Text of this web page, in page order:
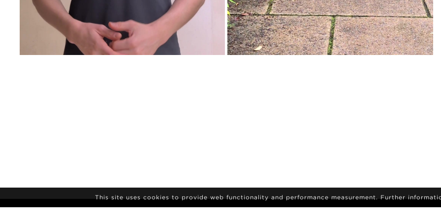
This site uses cookies to provide web functionality and performance measurement. Further